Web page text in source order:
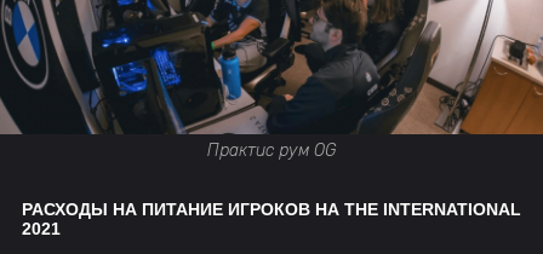
Практис рум OG
РАСХОДЫ НА ПИТАНИЕ ИГРОКОВ НА THE INTERNATIONAL
2021